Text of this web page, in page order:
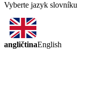
Vyberte jazyk slovníku
angličtinaEnglish